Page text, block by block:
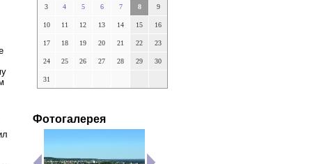
3 4 5 6 7 8 9
10 11 12 13 14 15 16
17 18 19 20 21 22 23
24 25 26 27 28 29 30
31
Фотогалерея